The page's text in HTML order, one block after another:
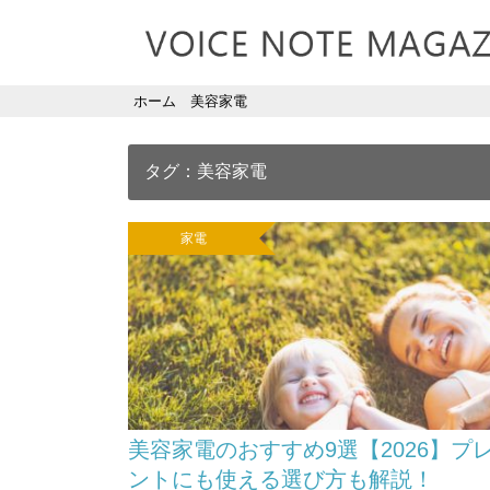
ホーム 美容家電
タグ：美容家電
家電
美容家電のおすすめ9選【2026】プ
ントにも使える選び方も解説！